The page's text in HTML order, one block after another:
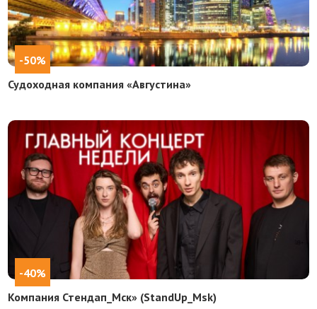
-50%
Судоходная компания «Августина»
-40%
Компания Стендап_Мск» (StandUp_Msk)